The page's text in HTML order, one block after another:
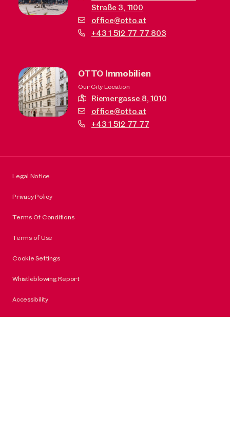
Straße 3, 1100
office@otto.at
+43 1 512 77 77 803
OTTO Immobilien
Our City Location
Riemergasse 8,1010
office@otto.at
+43 1 512 77 77
Legal Notice
Privacy Policy
Terms Of Conditions
Terms of Use
Cookie Settings
Whistleblowing Report
Accessibility